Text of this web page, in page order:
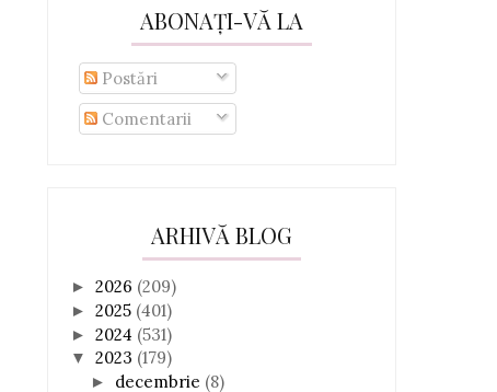
ABONAȚI-VĂ LA
Postări
Comentarii
ARHIVĂ BLOG
► 2026 (209)
► 2025 (401)
► 2024 (531)
▼ 2023 (179)
► decembrie (8)